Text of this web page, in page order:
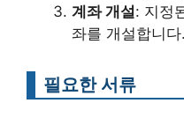
계좌 개설: 지정
좌를 개설합니다.
필요한 서류